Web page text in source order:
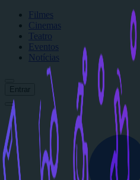
Filmes
Cinemas
Teatro
Eventos
Notícias
Entrar
Início
Filmes
Cinemas
Teatro
Eventos
Notícias